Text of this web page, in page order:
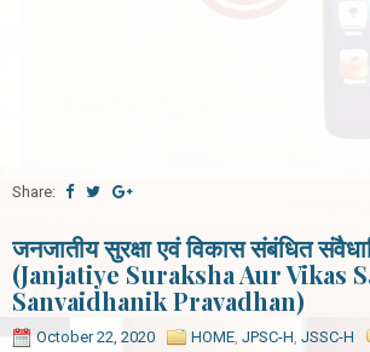
Share:
जनजातीय सुरक्षा एवं विकास संबंधित
(Janjatiye Suraksha Aur Vikas
Sanvaidhanik Pravadhan)
October 22, 2020 HOME, JPSC-H, JSSC-H